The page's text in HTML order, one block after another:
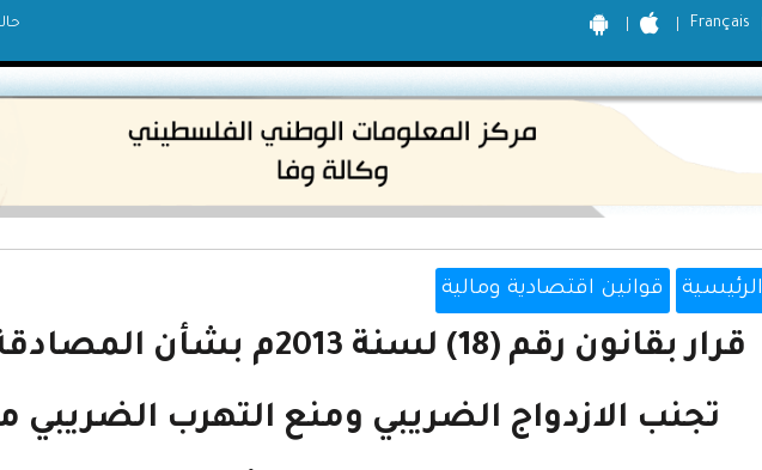
Français
الرئيسية قوانين اقتصادية ومالية
قرار بقانون رقم (18) لسنة 2013م
تجنب الازدواج الضريبي ومنع التهرب الضريبي